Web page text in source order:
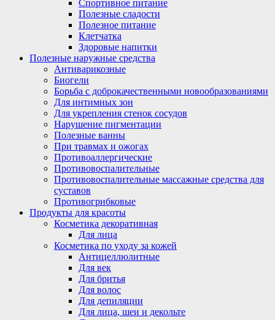
Спортивное питание
Полезные сладости
Полезное питание
Клетчатка
Здоровые напитки
Полезные наружные средства
Антиварикозные
Биогели
Борьба с доброкачественными новообразованиями
Для интимных зон
Для укрепления стенок сосудов
Нарушение пигментации
Полезные ванны
При травмах и ожогах
Противоаллергические
Противовоспалительные
Противовоспалительные массажные средства для
суставов
Противогрибковые
Продукты для красоты
Косметика декоративная
Для лица
Косметика по уходу за кожей
Антицеллюлитные
Для век
Для бритья
Для волос
Для депиляции
Для лица, шеи и декольте